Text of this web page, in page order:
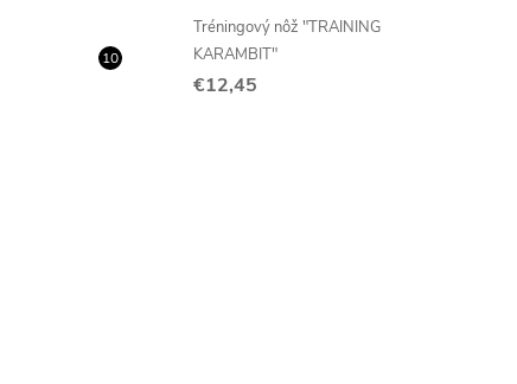
Tréningový nôž "TRAINING
KARAMBIT"
€12,45